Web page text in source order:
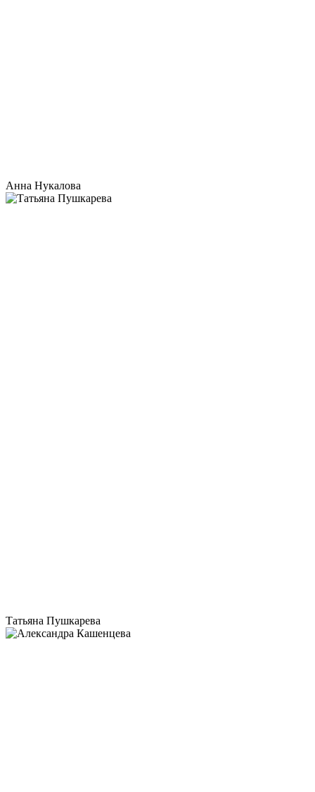
Анна Нукалова
Татьяна Пушкарева